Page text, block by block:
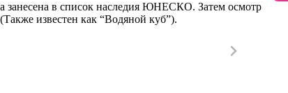
занесена в список наследия ЮНЕСКО. Затем осмотр
известен как “Водяной куб”).